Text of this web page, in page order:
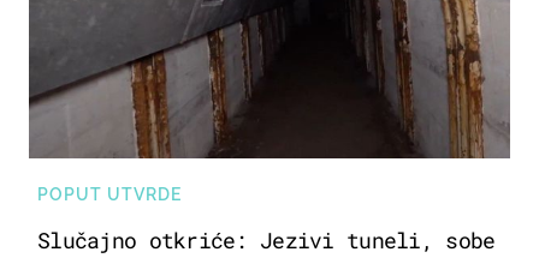
POPUT UTVRDE
Slučajno otkriće: Jezivi tuneli, sobe